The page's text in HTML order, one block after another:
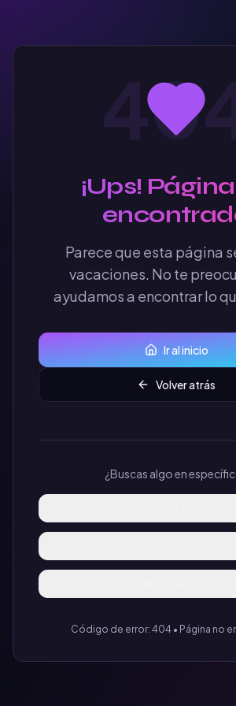
404
¡Ups!
Parece que esta página
vacaciones. No te
ayudamos a encontrar lo
Ir al inicio
Volver atrás
¿Buscas algo en
Código de error: 404 • Página no